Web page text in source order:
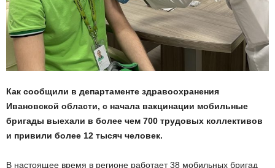
Как сообщили в департаменте здравоохранения
Ивановской области, с начала вакцинации мобильные
бригады выехали в более чем 700 трудовых коллективов
и привили более 12 тысяч человек.
В настоящее время в регионе работает 38 мобильных бригад